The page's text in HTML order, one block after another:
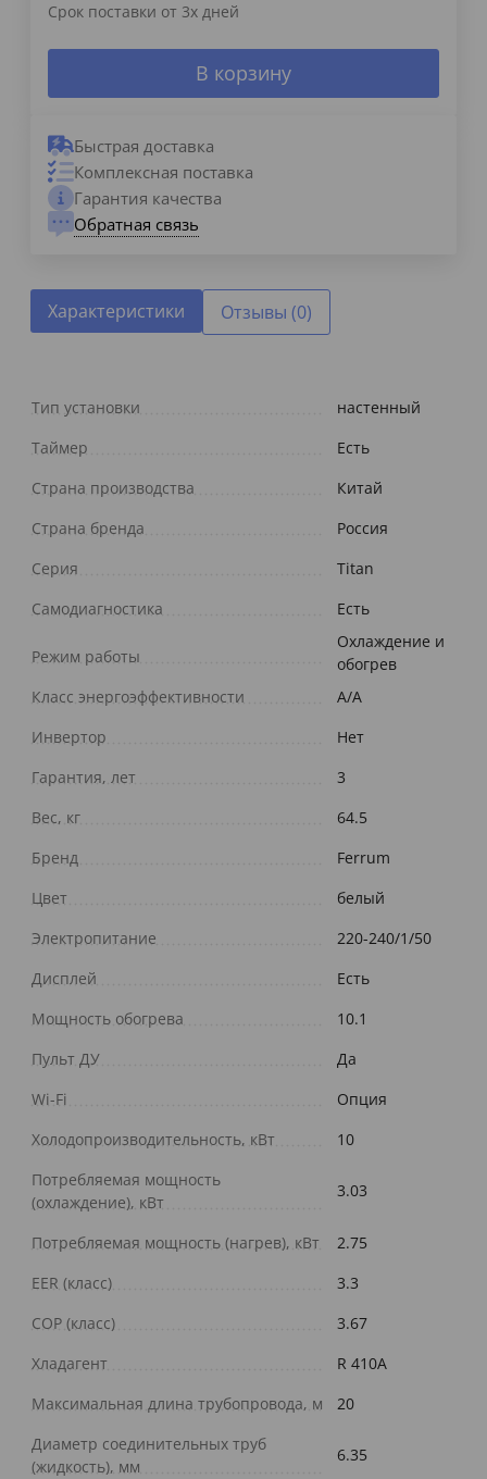
Срок поставки от 3х дней
В корзину
Быстрая доставка
Комплексная поставка
Гарантия качества
Обратная связь
Характеристики Отзывы (0)
Тип установки
настенный
Таймер
Есть
Страна производства
Китай
Страна бренда
Россия
Серия
Titan
Самодиагностика
Есть
Режим работы
Охлаждение и
обогрев
Класс энергоэффективности
A/A
Инвертор
Нет
Гарантия, лет
3
Вес, кг
64.5
Бренд
Ferrum
Цвет
белый
Электропитание
220-240/1/50
Дисплей
Есть
Мощность обогрева
10.1
Пульт ДУ
Да
Wi-Fi
Опция
Холодопроизводительность, кВт
10
Потребляемая мощность
(охлаждение), кВт
3.03
Потребляемая мощность (нагрев), кВт
2.75
EER (класс)
3.3
COP (класс)
3.67
Хладагент
R 410A
Максимальная длина трубопровода, м
20
Диаметр соединительных труб
(жидкость), мм
6.35